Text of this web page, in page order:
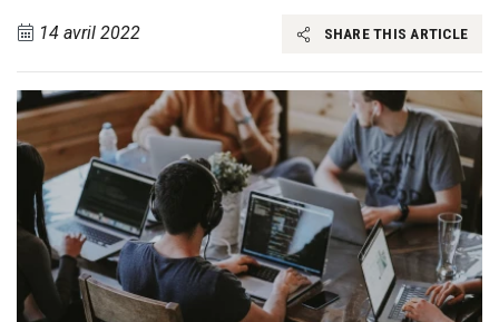
14 avril 2022 SHARE THIS ARTICLE